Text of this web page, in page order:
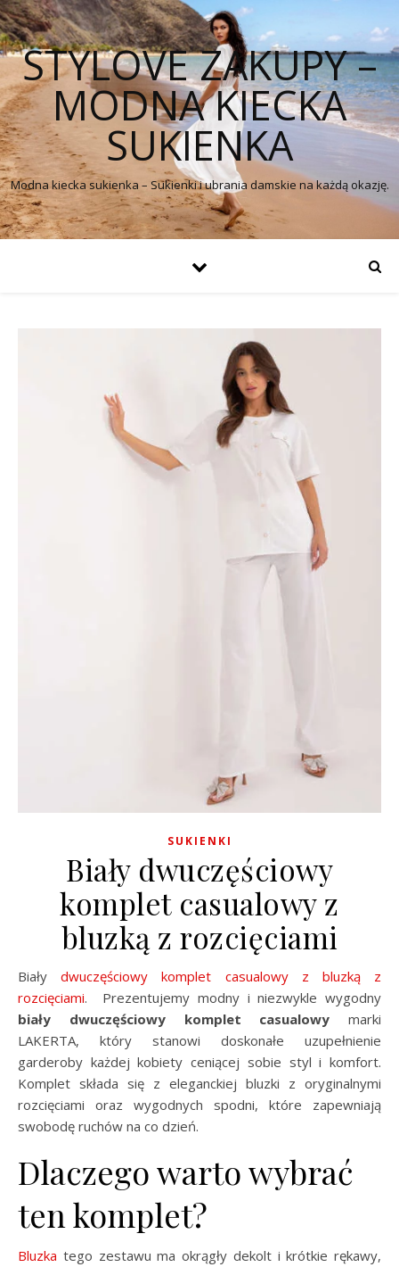
STYLOVE ZAKUPY –
MODNA KIECKA
SUKIENKA
Modna kiecka sukienka – Sukienki i ubrania damskie na każdą okazję.
SUKIENKI
Biały dwuczęściowy
komplet casualowy z
bluzką z rozcięciami
Białydwuczęściowy komplet casualowy z bluzką z
rozcięciami. Prezentujemy modny i niezwykle wygodny
biały dwuczęściowy komplet casualowy marki
LAKERTA, który stanowi doskonałe uzupełnienie
garderoby każdej kobiety ceniącej sobie styl i komfort.
Komplet składa się z eleganckiej bluzki z oryginalnymi
rozcięciami oraz wygodnych spodni, które zapewniają
swobodę ruchów na co dzień.
Dlaczego warto wybrać
ten komplet?
Bluzka tego zestawu ma okrągły dekolt i krótkie rękawy,